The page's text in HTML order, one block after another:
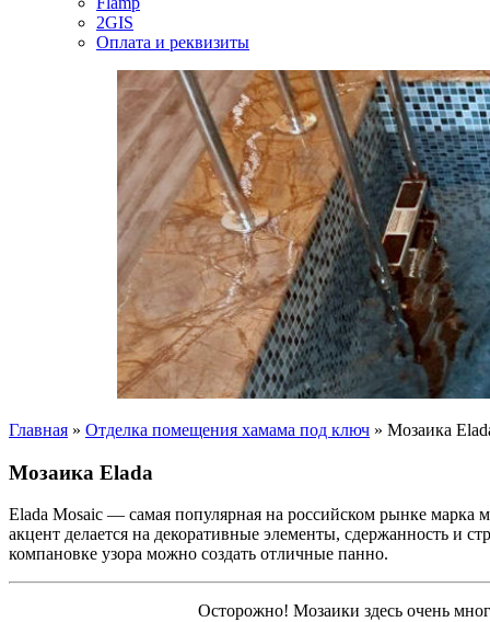
2GIS
Оплата и реквизиты
Главная » Отделка помещения хамама под ключ » Мозаика
Мозаика Elada
Elada Mosaic — самая популярная на российском рынке марка
акцент делается на декоративные элементы, сдержанность и
компановке узора можно создать отличные панно.
Осторожно! Мозаики здесь очень